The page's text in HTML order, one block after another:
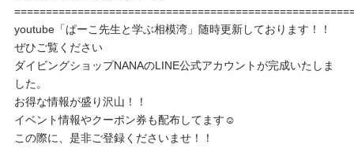
youtube「ぱーこ先生と学ぶ相模湾」随時更新しております！！
ぜひご覧ください
ダイビングショップNANAのLINE公式アカウントが完成いたしま
した。
お得な情報が盛り沢山！！
イベント情報やクーポン券も配布してます☺️
この際に、是非ご登録くださいませ！！